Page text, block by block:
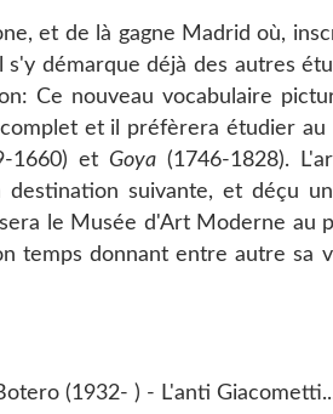
et de là gagne Madrid où,
s'y démarque déjà des autres
Ce nouveau vocabulaire
et il préfèrera étudier au
1660) et Goya (1746-1828).
destination suivante, et déçu
le Musée d'Art Moderne au
temps donnant entre autre sa